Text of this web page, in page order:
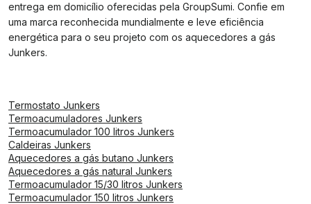
entrega em domicílio oferecidas pela GroupSumi. Confie em
uma marca reconhecida mundialmente e leve eficiência
energética para o seu projeto com os aquecedores a gás
Junkers.
Termostato Junkers
Termoacumuladores Junkers
Termoacumulador 100 litros Junkers
Caldeiras Junkers
Aquecedores a gás butano Junkers
Aquecedores a gás natural Junkers
Termoacumulador 15/30 litros Junkers
Termoacumulador 150 litros Junkers